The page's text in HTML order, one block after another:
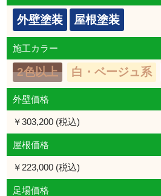
外壁塗装 屋根塗装
施工カラー
2色以上 白・ベージュ系
外壁価格
￥303,200 (税込)
屋根価格
￥223,000 (税込)
足場価格